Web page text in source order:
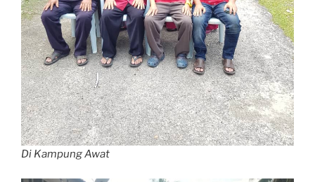
Di Kampung Awat